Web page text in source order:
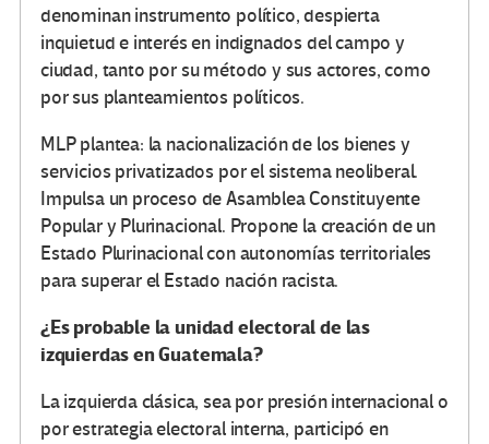
denominan instrumento político, despierta
inquietud e interés en indignados del campo y
ciudad, tanto por su método y sus actores, como
por sus planteamientos políticos.
MLP plantea: la nacionalización de los bienes y
servicios privatizados por el sistema neoliberal.
Impulsa un proceso de Asamblea Constituyente
Popular y Plurinacional. Propone la creación de un
Estado Plurinacional con autonomías territoriales
para superar el Estado nación racista.
¿Es probable la unidad electoral de las
izquierdas en Guatemala?
La izquierda clásica, sea por presión internacional o
por estrategia electoral interna, participó en